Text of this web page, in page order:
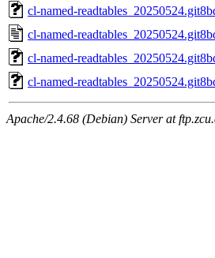
cl-named-
cl-named-
cl-named-
cl-named-
Apache/2.4.68 (Debian) Server at